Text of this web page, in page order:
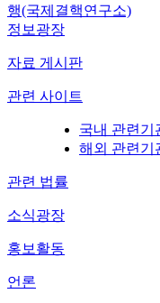
행(국제결핵연구소)
정보광장
자료 게시판
관련 사이트
국내 관련기
해외 관련기
관련 법률
소식광장
홍보활동
언론